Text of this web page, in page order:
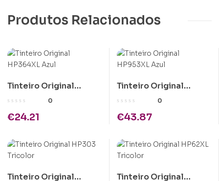
Produtos Relacionados
Tinteiro Original
HP364XL Azul
0
€24.21
Tinteiro Original
HP953XL Azul
0
€43.87
Tinteiro Original
Tinteiro Original